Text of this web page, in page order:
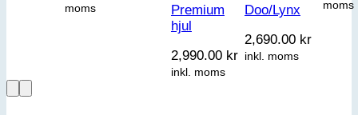
moms
Premium
hjul
2,990.00 kr
inkl. moms
Doo/Lynx
2,690.00 kr
inkl. moms
moms